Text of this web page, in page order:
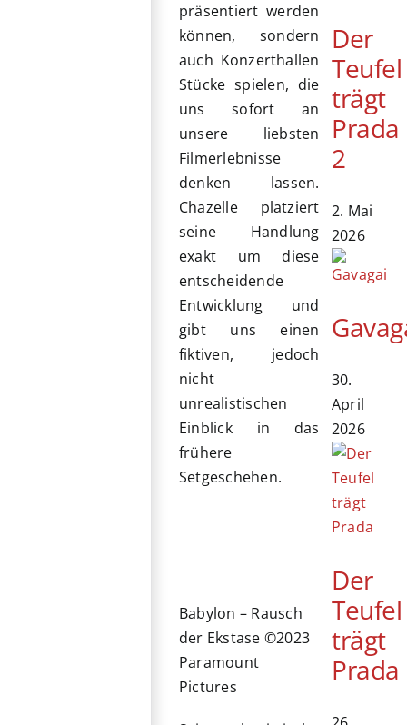
präsentiert werden
können, sondern
auch Konzerthallen
Stücke spielen, die
uns sofort an
unsere liebsten
Filmerlebnisse
denken lassen.
Chazelle platziert
seine Handlung
exakt um diese
entscheidende
Entwicklung und
gibt uns einen
fiktiven, jedoch
nicht
unrealistischen
Einblick in das
frühere
Setgeschehen.
Babylon – Rausch
der Ekstase ©2023
Paramount
Pictures
Der
Teufel
trägt
Prada
2
2. Mai
2026
30.
April
2026
Der
Teufel
trägt
Prada